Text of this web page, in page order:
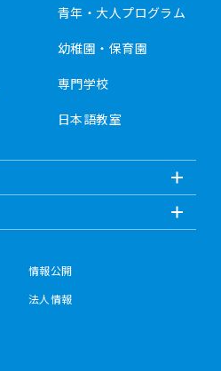
青年・大人プログラム
幼稚園・保育園
専門学校
日本語教室
情報公開
法人情報